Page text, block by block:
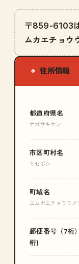
〒859-6103
ムカエチョウ
◉ 住所情報
都道府県名
ナガサキケン
市区町村名
サセボシ
町域名
エムカエチョウウメ
郵便番号（7桁
桁)